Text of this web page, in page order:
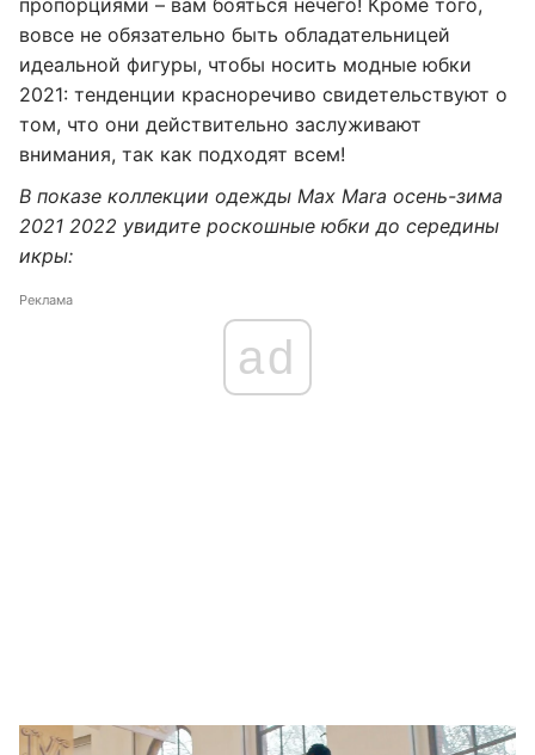
пропорциями – вам бояться нечего! Кроме того,
вовсе не обязательно быть обладательницей
идеальной фигуры, чтобы носить модные юбки
2021: тенденции красноречиво свидетельствуют о
том, что они действительно заслуживают
внимания, так как подходят всем!
В показе коллекции одежды Max Mara осень-зима
2021 2022 увидите роскошные юбки до середины
икры:
Реклама
ad